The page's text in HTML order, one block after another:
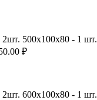
500х100х80 - 1 шт.
₽
600х100х80 - 1 шт.